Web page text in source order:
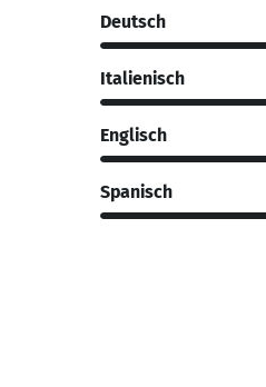
Deutsch
Italienisch
Englisch
Spanisch